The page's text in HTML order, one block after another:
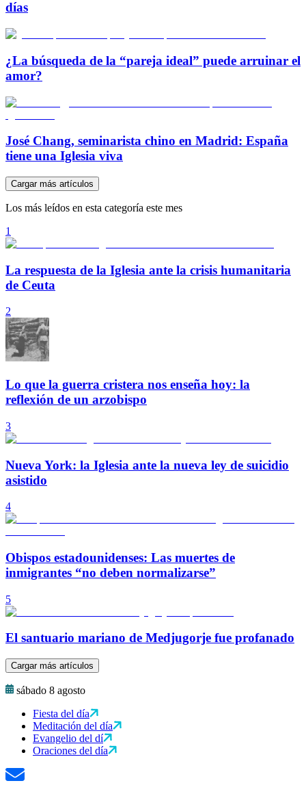
días
¿La búsqueda de la “pareja ideal” puede arruinar el
amor?
José Chang, seminarista chino en Madrid: España
tiene una Iglesia viva
Cargar más artículos
Los más leídos en esta categoría este mes
1
La respuesta de la Iglesia ante la crisis humanitaria
de Ceuta
2
Lo que la guerra cristera nos enseña hoy: la
reflexión de un arzobispo
3
Nueva York: la Iglesia ante la nueva ley de suicidio
asistido
4
Obispos estadounidenses: Las muertes de
inmigrantes “no deben normalizarse”
5
El santuario mariano de Medjugorje fue profanado
Cargar más artículos
sábado 8 agosto
Fiesta del día
Meditación del día
Evangelio del dí
Oraciones del día